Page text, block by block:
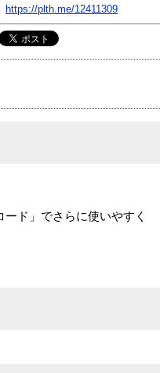
https://plth.me/12411309
ド」でさらに使いやすく